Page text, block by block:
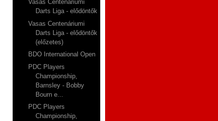
Vasas Centenáriumi
Darts Liga - elődöntők
Vasas Centenáriumi
Darts Liga - elődöntők
(előzetes)
BDO International Open
PDC Players
Championship,
Barnsley - Bobby
Bourn e...
PDC Players
Championship,